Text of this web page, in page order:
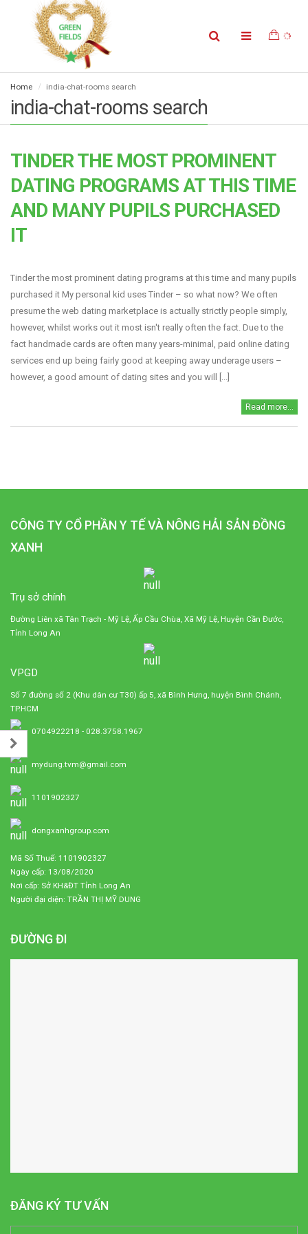
Home india-chat-rooms search
india-chat-rooms search
TINDER THE MOST PROMINENT
DATING PROGRAMS AT THIS TIME
AND MANY PUPILS PURCHASED
IT
Tinder the most prominent dating programs at this time and many pupils
purchased it My personal kid uses Tinder – so what now? We often
presume the web dating marketplace is actually strictly people simply,
however, whilst works out it most isn't really often the fact. Due to the
fact handmade cards are often many years-minimal, paid online dating
services end up being fairly good at keeping away underage users –
however, a good amount of dating sites and you will [...]
Read more...
CÔNG TY CỔ PHẦN Y TẾ VÀ NÔNG HẢI SẢN ĐỒNG
XANH
Trụ sở chính
Đường Liên xã Tân Trạch - Mỹ Lệ, Ấp Cầu Chùa, Xã Mỹ Lệ, Huyện Cần Đước,
Tỉnh Long An
VPGD
Số 7 đường số 2 (Khu dân cư T30) ấp 5, xã Bình Hưng, huyện Bình Chánh,
TP.HCM
0704922218 - 028.3758.1967
mydung.tvm@gmail.com
1101902327
dongxanhgroup.com
Mã Số Thuế: 1101902327
Ngày cấp: 13/08/2020
Nơi cấp: Sở KH&ĐT Tỉnh Long An
Người đại diện: TRẦN THỊ MỸ DUNG
ĐƯỜNG ĐI
ĐĂNG KÝ TƯ VẤN